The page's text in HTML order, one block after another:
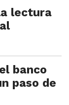
lectura
banco
paso de